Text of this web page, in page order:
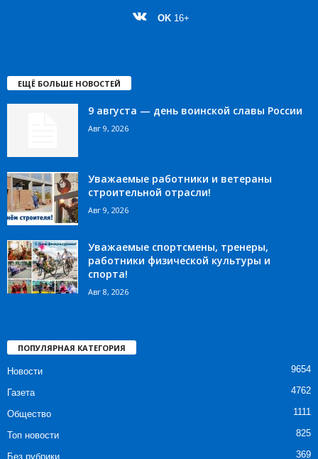
OK 16+
ЕЩЁ БОЛЬШЕ НОВОСТЕЙ
9 августа — день воинской славы России
Авг 9, 2026
Уважаемые работники и ветераны
строительной отрасли!
Авг 9, 2026
Уважаемые спортсмены, тренеры,
работники физической культуры и
спорта!
Авг 8, 2026
ПОПУЛЯРНАЯ КАТЕГОРИЯ
Новости 9654
Газета 4762
Общество 1111
Топ новости 825
Без рубрики 369